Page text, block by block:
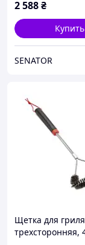
2 588₴
Купить
SENATOR
Щетка для
трехсторонняя,